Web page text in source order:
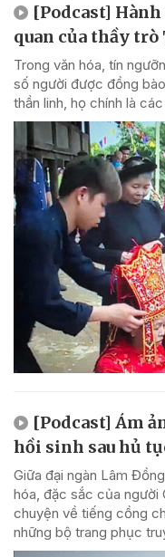
[Podcast]
quan của thầy trò
Trong văn hóa, tín
số người được đồng
thần linh, họ chính là
[Podcast] Ám
hồi sinh sau hủ
Giữa đại ngàn Lâm
hóa, đặc sắc của người
chuyện về tiếng cồng
những bộ trang phục